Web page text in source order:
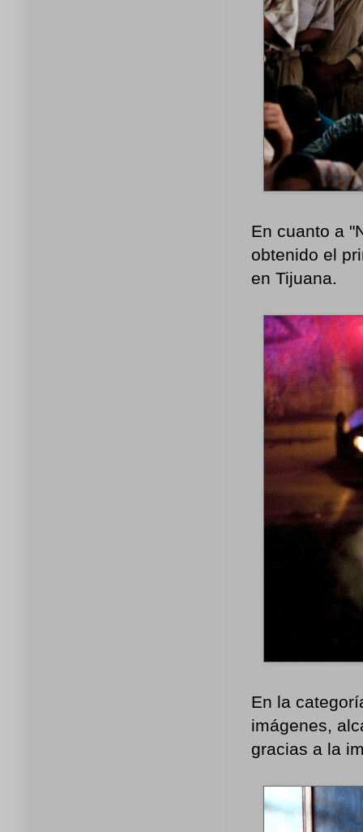
En cuanto a
obtenido el
en Tijuana.
En la
imágenes,
gracias a la